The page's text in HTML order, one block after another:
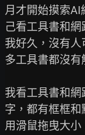
月才開始摸索AI
己看工具書和
我好久，沒有
多工具書都沒
我看工具書和
字，都有框框
用滑鼠拖曳大